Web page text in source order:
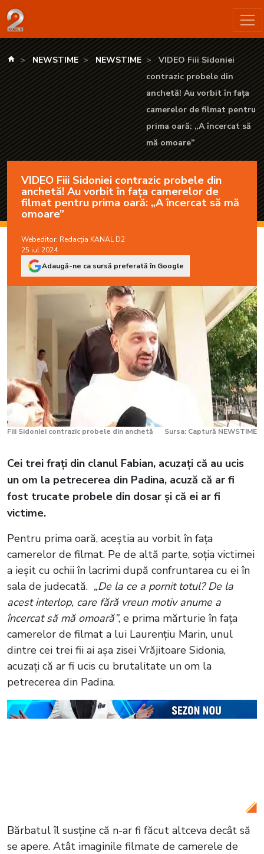
VIDEO Fiii Sidoniei contrazic probele din anchetă! Au vorbit
kanald.ro
NEWSTIME NEWSTIME
VIDEO Fiii Sidoniei
contrazic probele din
anchetă! Au vorbit în fața
camerelor de filmat pentru
prima oară: „A încercat să
mă omoare”
VIDEO Fiii Sidoniei contrazic probele din
anchetă! Au vorbit în fața camerelor de
filmat pentru prima oară: „A încercat să mă
omoare”
Webeditor: Redacția KANAL D2
25 iul 2024
Adaugă-ne ca sursă preferată în Google
Fiii Sidoniei contrazic probele din anchetă Sursa: Captură NEWSTIME
Cei trei frați din clanul Fabian, acuzați că au ucis
un om la petrecerea din Padina, acuză că ar fi
fost trucate probele din dosar și că ei ar fi
victime.
Pentru prima oară, aceștia au vorbit în fața
camerelor de filmat. Pe de altă parte, soția victimei
a ieșit cu ochii în lacrimi după confruntarea cu ei în
sala de judecată. „De la ce a pornit totul? De la
acest interlop, care fără vreun motiv anume a
încercat să mă omoară”, e prima mărturie în fața
camerelor de filmat a lui Laurențiu Marin, unul
dintre cei trei fii ai așa zisei Vrăjitoare Sidonia,
acuzați că ar fi ucis cu brutalitate un om la
petrecerea din Padina.
Bărbatul îl susține că n-ar fi făcut altceva decât să
se apere. Atât imaginile filmate de camerele de